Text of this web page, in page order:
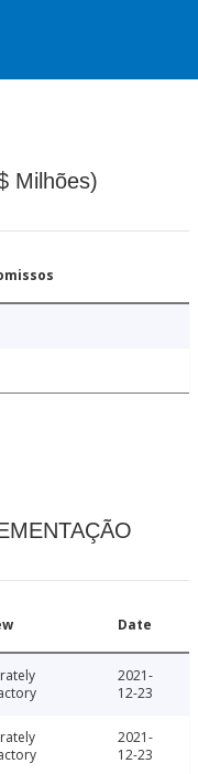
Milhões)
Date
2021-
12-23
2021-
12-23